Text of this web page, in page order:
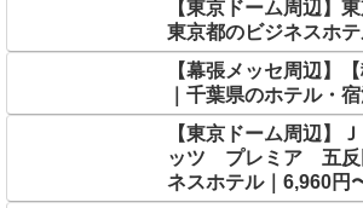
【東京ドーム周辺】
東京都のビジネスホ
【幕張メッセ周辺】
｜千葉県のホテル・
【東京ドーム周辺】
ッツ プレミア 五反
ネスホテル｜6,960円